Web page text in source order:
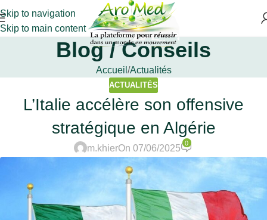
Skip to navigation
Skip to main content
Blog / Conseils
Accueil Actualités
ACTUALITÉS
L’Italie accélère son offensive
stratégique en Algérie
m.khierOn 07/06/2025
0